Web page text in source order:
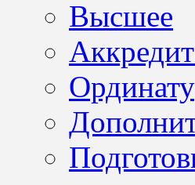
Высшее